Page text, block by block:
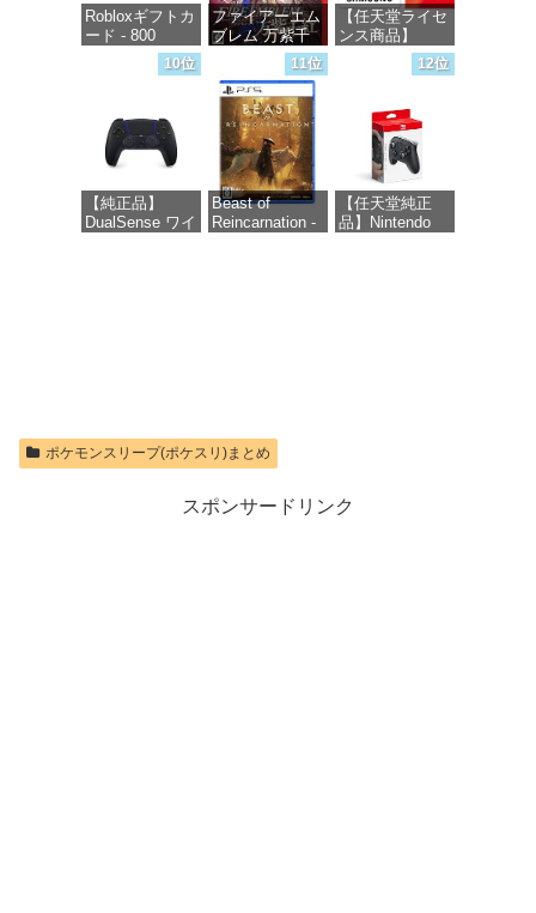
Robloxギフトカ
ード - 800
Robux 【限定バ
ーチャルアイテ
ームコード】
ロブロックス |
オンラインコー
ド版
価格：¥1,300
ファイアーエム
ブレム 万紫千
紅 -Switch2
価格：¥8,979
【任天堂ライセ
ンス商品】
256GB for
Nintendo Switch
2(サムスン マイ
クロSDエクス
プレスカード
256GB)
【Amazon.co.jp
10位
【純正品】
DualSense ワイ
11位
Beast of
Reincarnation -
12位
【任天堂純正
品】Nintendo
ポケモンスリープ(ポケスリ)まとめ
スポンサードリンク